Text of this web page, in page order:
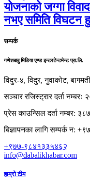
योजनाको जग्गा
नभए समिति विघटन
सम्पर्क
गणेशबाबु मिडिया एण्ड इन्टरटेन्टमेन्ट प्रा.लि.
विदुर-४, विदुर, नुवाकोट,
सञ्चार रजिस्ट्रार दर्ता
प्रेस काउन्सिल दर्ता नम्बर:
बिज्ञापनका लागि सम्पर्क न:
+९७७-९८४१३३५४६२
info@dabalikhabar.com
हाम्रो टीम